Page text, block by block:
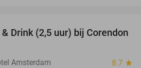
37%
Drink (2,5 uur) bij Corendon
Amsterdam 8.7 star